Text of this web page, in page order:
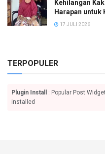
Kehilangan
Harapan untuk
17 JULI 2026
TERPOPULER
Plugin Install
: Popular Post
installed